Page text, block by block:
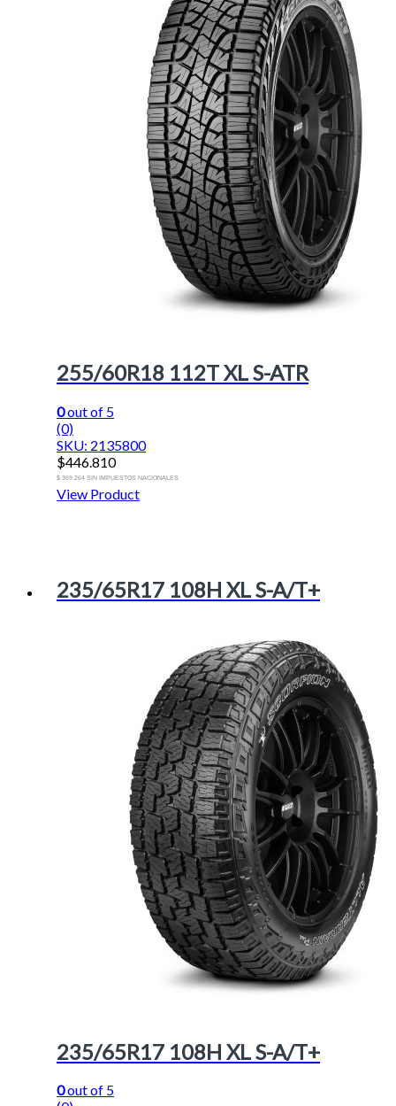
255/60R18 112T XL S-ATR
0out of 5
(0)
SKU: 2135800
$446.810
$ 369.264 SIN IMPUESTOS NACIONALES
View Product
235/65R17 108H XL S-A/T+
235/65R17 108H XL S-A/T+
0out of 5